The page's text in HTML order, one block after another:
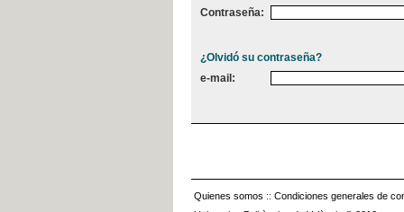
Contraseña:
¿Olvidó su contraseña?
e-mail:
Quienes somos :: Condiciones generales de